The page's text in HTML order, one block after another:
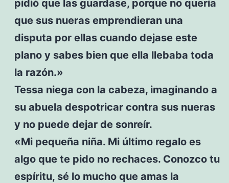
pidió que las guardase, porque no quería
que sus nueras emprendieran una
disputa por ellas cuando dejase este
plano y sabes bien que ella llebaba toda
la razón.»
Tessa niega con la cabeza, imaginando a
su abuela despotricar contra sus nueras
y no puede dejar de sonreír.
«Mi pequeña niña. Mi último regalo es
algo que te pido no rechaces. Conozco tu
espíritu, sé lo mucho que amas la